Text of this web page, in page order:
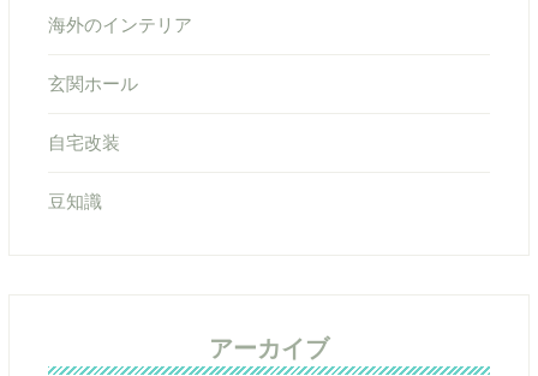
海外のインテリア
玄関ホール
自宅改装
豆知識
アーカイブ